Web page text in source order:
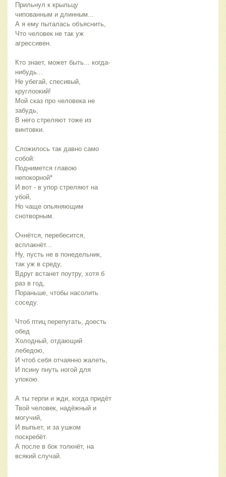
Прильнул к крыльцу
чипованным и длинным...
А я ему пыталась объяснить,
Что человек не так уж
агрессивен.
Кто знает, может быть... когда-
нибудь...
Не убегай, спесивый,
круглоокий!
Мой сказ про человека не
забудь,
В него стреляют тоже из
винтовки.
Сложилось так давно само
собой:
Поднимется главою
непокорной*
И вот - в упор стреляют на
убой,
Но чаще опьяняющим
снотворным.
Очнётся, перебесится,
всплакнёт...
Ну, пусть не в понедельник,
так уж в среду,
Вдруг встанет поутру, хотя б
раз в год,
Пораньше, чтобы насолить
соседу.
Чтоб птиц перепугать, доесть
обед
Холодный, отдающий
лебедою,
И чтоб себя отчаянно жалеть,
И псину пнуть ногой для
упокою.
А ты терпи и жди, когда придёт
Твой человек, надёжный и
могучий,
И выпьет, и за ушком
поскребёт.
А после в бок толкнёт, на
всякий случай.